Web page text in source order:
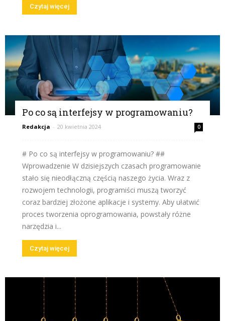
Czytaj więcej
Po co są interfejsy w programowaniu?
Redakcja - 20 kwietnia 2024 0
# Po co są interfejsy w programowaniu? ##
Wprowadzenie W dzisiejszych czasach programowanie
stało się nieodłączną częścią naszego życia. Wraz z
rozwojem technologii, programiści muszą tworzyć
coraz bardziej złożone aplikacje i systemy. Aby ułatwić
proces tworzenia oprogramowania, powstały różne
narzędzia i...
Czytaj więcej